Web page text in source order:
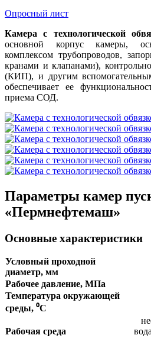
Опросный лист
Камера с технологической
основной корпус камеры,
комплексом трубопроводов,
кранами и клапанами),
(КИП), и другим
обеспечивает ее
приема СОД.
Параметры камер
«Пермнефтемаш»
Основные характеристики
Условный проходной
диаметр, мм
Рабочее давление, МПа
Температура окружающей
среды, ⁰C
Рабочая среда